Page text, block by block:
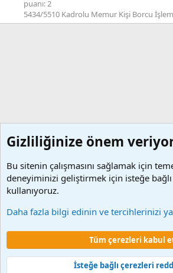
puanı: 2
5434/5510 Kadrolu Memur Kişi Borcu
Çerezler
Şartlar ve kurallar
Gizlilik politikası
Community platform by XenForo © 2010-2024
Gizliliğinize önem
Bu sitenin çalışmasını sağlamak için
deneyiminizi geliştirmek için isteğe
kullanıyoruz.
Daha fazla bilgi edinin ve tercihlerinizi
Tüm çerezleri kabul
İsteğe bağlı çerezleri